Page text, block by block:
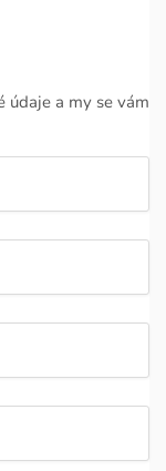
údaje a my se vám